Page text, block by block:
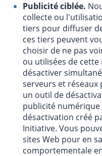
Publicité ciblée.
collecte ou
tiers pour diffuser
ces tiers peuvent
choisir de ne pas
ou utilisées de cette
désactiver
serveurs et
un outil de
publicité
désactivation créé
Initiative. Vous
sites Web pour en
comportementale